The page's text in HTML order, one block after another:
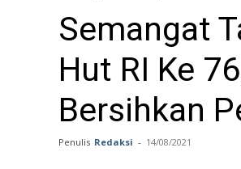
Semangat
Hut RI Ke
Bersihkan
Penulis Redaksi - 14/08/2021